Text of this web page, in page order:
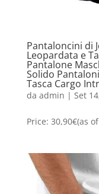
Pantaloncini di
Leopardata e
Pantalone
Solido
Tasca Cargo
da admin | Set
Price: 30,90€(as